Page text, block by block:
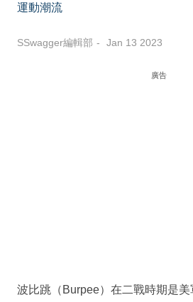
運動潮流
SSwagger編輯部 Jan 13 2023
廣告
波比跳（Burpee）在二戰時期是